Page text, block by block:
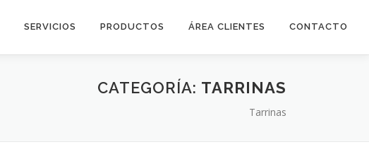
SERVICIOS PRODUCTOS ÁREA CLIENTES CONTACTO
CATEGORÍA: TARRINAS
Tarrinas